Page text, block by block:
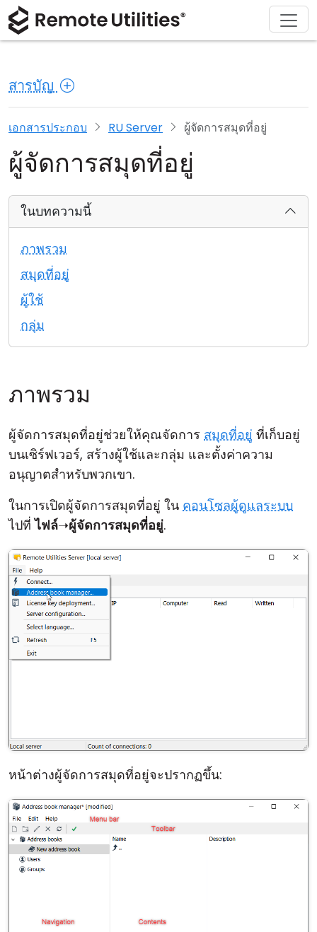
สารบัญ
เอกสารประกอบ RU Server ผู้จัดการสมุดที่อยู่
ผู้จัดการสมุดที่อยู่
ในบทความนี้
ภาพรวม
สมุดที่อยู่
ผู้ใช้
กลุ่ม
ภาพรวม
ผู้จัดการสมุดที่อยู่ช่วยให้คุณจัดการ สมุดที่อยู่ ที่เก็บอยู่
บนเซิร์ฟเวอร์, สร้างผู้ใช้และกลุ่ม และตั้งค่าความ
อนุญาตสำหรับพวกเขา.
ในการเปิดผู้จัดการสมุดที่อยู่ ใน คอนโซลผู้ดูแลระบบ
ไปที่ไฟล์➝ผู้จัดการสมุดที่อยู่.
หน้าต่างผู้จัดการสมุดที่อยู่จะปรากฏขึ้น:
ผลิตภัณฑ์
ความปลอดภัย
ภาพหน้าจอ
หมายเหตุประจำรุ่น
โหมดการเชื่อมต่อ
การเข้าถึงแบบไม่ต้องดูแล
การสนับสนุน Active Directory
การกำหนดค่า MSI
คลาวด์ & ออน-พรีมิส
โซลูชัน
การผลิตและการค้าปลีก
การดูแลสุขภาพ
การศึกษาและรัฐบาล
เทคโนโลยีสารสนเทศ
ดาวน์โหลด
macOS
Linux
iOS/Android
ซื้อ
ผู้ช่วยใบอนุญาต
อัปเกรดใบอนุญาตของคุณ
สนับสนุน
เอกสารประกอบ
ฐานความรู้
เกี่ยวกับ
ห้องข่าว
เขียนรีวิว